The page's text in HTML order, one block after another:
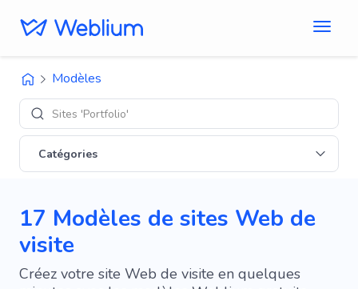
Modèles
Designs 'E-co
Catégories
17 Modèles de sites Web de
visite
Créez votre site Web de visite en quelques